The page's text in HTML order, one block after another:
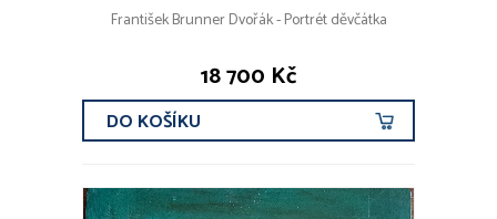
František Brunner Dvořák - Portrét děvčátka
18 700 Kč
DO KOŠÍKU